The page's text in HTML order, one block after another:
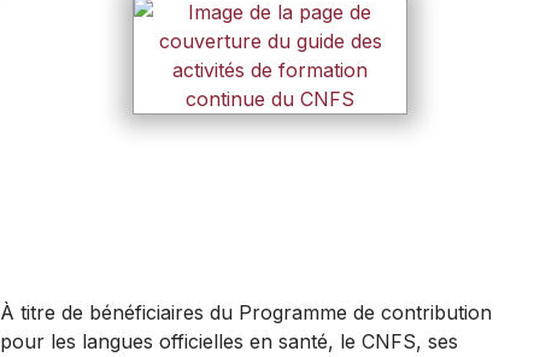
À titre de bénéficiaires du Programme de contribution
pour les langues officielles en santé, le CNFS, ses